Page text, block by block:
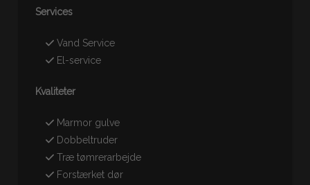
Services
Vand Service
El-service
Kvaliteter
Marmor gulve
Dobbeltruder
Træ tømrerarbejde
Forstærket dør